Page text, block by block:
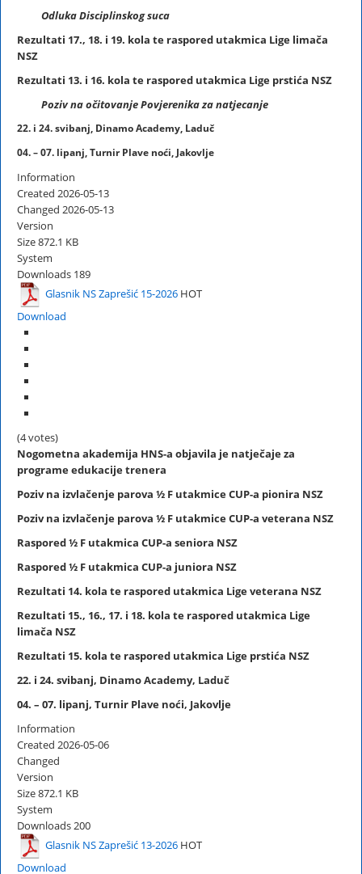
Odluka Disciplinskog suca
Rezultati 17., 18. i 19. kola te raspored utakmica Lige limača
NSZ
Rezultati 13. i 16. kola te raspored utakmica Lige prstića NSZ
Poziv na očitovanje Povjerenika za natjecanje
22. i 24. svibanj, Dinamo Academy, Laduč
04. – 07. lipanj, Turnir Plave noći, Jakovlje
Information
Created 2026-05-13
Changed 2026-05-13
Version
Size872.1 KB
System
Downloads 189
Glasnik NS Zaprešić 15-2026 HOT
Download
(4 votes)
Nogometna akademija HNS-a objavila je natječaje za
programe edukacije trenera
Poziv na izvlačenje parova ½ F utakmice CUP-a pionira NSZ
Poziv na izvlačenje parova ½ F utakmice CUP-a veterana NSZ
Raspored½ F utakmica CUP-a seniora NSZ
Raspored½ F utakmica CUP-a juniora NSZ
Rezultati 14. kola te raspored utakmica Lige veterana NSZ
Rezultati 15., 16., 17. i 18. kola te raspored utakmica Lige
limača NSZ
Rezultati 15. kola te raspored utakmica Lige prstića NSZ
22. i 24. svibanj, Dinamo Academy, Laduč
04. – 07. lipanj, Turnir Plave noći, Jakovlje
Information
Created 2026-05-06
Changed
Version
Size872.1 KB
System
Downloads 200
Glasnik NS Zaprešić 13-2026 HOT
Download